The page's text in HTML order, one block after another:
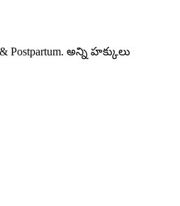
Postpartum. అన్ని హక్కులు